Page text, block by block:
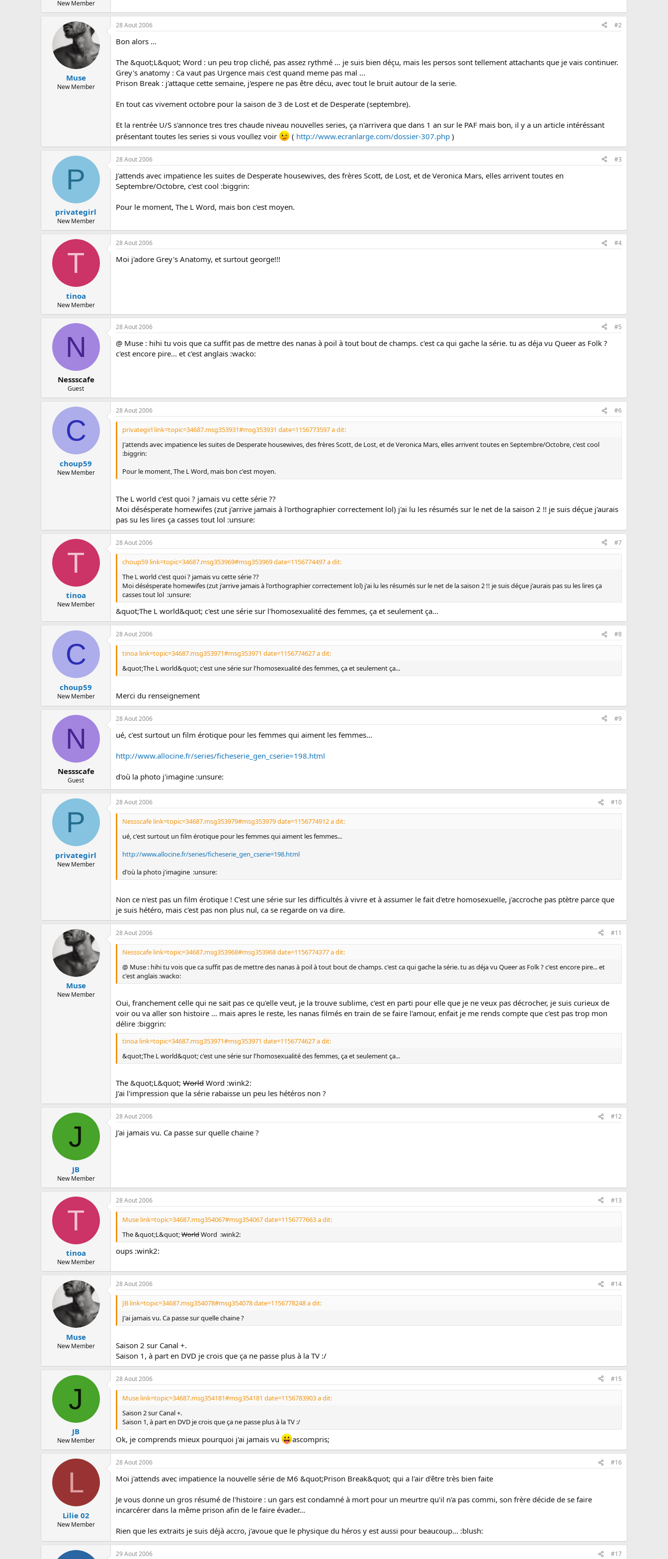
u
New Member
Muse
New Member
28 Aout 2006 #2
Bon alors ...
The &quot;L&quot; Word : un peu trop cliché, pas assez rythmé ... je suis bien déçu, mais les persos sont tellement attachants que je vais continuer.
Grey's anatomy : Ca vaut pas Urgence mais c'est quand meme pas mal ...
Prison Break : j'attaque cette semaine, j'espere ne pas être décu, avec tout le bruit autour de la serie.
En tout cas vivement octobre pour la saison de 3 de Lost et de Desperate (septembre).
Et la rentrée U/S s'annonce tres tres chaude niveau nouvelles series, ça n'arrivera que dans 1 an sur le PAF mais bon, il y a un article intéréssant
présentant toutes les series si vous voullez voir
( http://www.ecranlarge.com/dossier-307.php )
P
privategirl
New Member
28 Aout 2006 #3
J'attends avec impatience les suites de Desperate housewives, des frères Scott, de Lost, et de Veronica Mars, elles arrivent toutes en
Septembre/Octobre, c'est cool :biggrin:
Pour le moment, The L Word, mais bon c'est moyen.
T
tinoa
New Member
28 Aout 2006 #4
Moi j'adore Grey's Anatomy, et surtout george!!!
N
Nessscafe
Guest
28 Aout 2006 #5
@ Muse : hihi tu vois que ca suffit pas de mettre des nanas à poil à tout bout de champs. c'est ca qui gache la série. tu as déja vu Queer as Folk ?
c'est encore pire... et c'est anglais :wacko:
C
choup59
New Member
28 Aout 2006 #6
privategirl link=topic=34687.msg353931#msg353931 date=1156773597 a dit:
J'attends avec impatience les suites de Desperate housewives, des frères Scott, de Lost, et de Veronica Mars, elles arrivent toutes en Septembre/Octobre, c'est cool
:biggrin:
Pour le moment, The L Word, mais bon c'est moyen.
The L world c'est quoi ? jamais vu cette série ??
Moi désésperate homewifes (zut j'arrive jamais à l'orthographier correctement lol) j'ai lu les résumés sur le net de la saison 2 !! je suis déçue j'aurais
pas su les lires ça casses tout lol :unsure:
T
tinoa
New Member
28 Aout 2006 #7
choup59 link=topic=34687.msg353969#msg353969 date=1156774497 a dit:
The L world c'est quoi ? jamais vu cette série ??
Moi désésperate homewifes (zut j'arrive jamais à l'orthographier correctement lol) j'ai lu les résumés sur le net de la saison 2 !! je suis déçue j'aurais pas su les lires ça
casses tout lol :unsure:
&quot;The L world&quot; c'est une série sur l'homosexualité des femmes, ça et seulement ça...
C
choup59
New Member
28 Aout 2006 #8
tinoa link=topic=34687.msg353971#msg353971 date=1156774627 a dit:
&quot;The L world&quot; c'est une série sur l'homosexualité des femmes, ça et seulement ça...
Merci du renseignement
N
Nessscafe
Guest
28 Aout 2006 #9
ué, c'est surtout un film érotique pour les femmes qui aiment les femmes...
http://www.allocine.fr/series/ficheserie_gen_cserie=198.html
d'où la photo j'imagine :unsure:
P
privategirl
New Member
28 Aout 2006 #10
Nessscafe link=topic=34687.msg353979#msg353979 date=1156774912 a dit:
ué, c'est surtout un film érotique pour les femmes qui aiment les femmes...
http://www.allocine.fr/series/ficheserie_gen_cserie=198.html
d'où la photo j'imagine :unsure:
Non ce n'est pas un film érotique ! C'est une série sur les difficultés à vivre et à assumer le fait d'etre homosexuelle, j'accroche pas ptètre parce que
je suis hétéro, mais c'est pas non plus nul, ca se regarde on va dire.
Muse
New Member
28 Aout 2006 #11
Nessscafe link=topic=34687.msg353968#msg353968 date=1156774377 a dit:
@ Muse : hihi tu vois que ca suffit pas de mettre des nanas à poil à tout bout de champs. c'est ca qui gache la série. tu as déja vu Queer as Folk ? c'est encore pire... et
c'est anglais :wacko:
Oui, franchement celle qui ne sait pas ce qu'elle veut, je la trouve sublime, c'est en parti pour elle que je ne veux pas décrocher, je suis curieux de
voir ou va aller son histoire ... mais apres le reste, les nanas filmés en train de se faire l'amour, enfait je me rends compte que c'est pas trop mon
délire :biggrin:
tinoa link=topic=34687.msg353971#msg353971 date=1156774627 a dit:
&quot;The L world&quot; c'est une série sur l'homosexualité des femmes, ça et seulement ça...
The &quot;L&quot; World Word :wink2:
J'ai l'impression que la série rabaisse un peu les hétéros non ?
J
JB
New Member
28 Aout 2006 #12
J'ai jamais vu. Ca passe sur quelle chaine ?
T
tinoa
New Member
28 Aout 2006 #13
Muse link=topic=34687.msg354067#msg354067 date=1156777663 a dit:
The &quot;L&quot;WorldWord :wink2:
oups :wink2:
Muse
New Member
28 Aout 2006 #14
JB link=topic=34687.msg354078#msg354078 date=1156778248 a dit:
J'ai jamais vu. Ca passe sur quelle chaine ?
Saison 2 sur Canal +.
Saison 1, à part en DVD je crois que ça ne passe plus à la TV :/
J
JB
New Member
28 Aout 2006 #15
Muse link=topic=34687.msg354181#msg354181 date=1156783903 a dit:
Saison 2 sur Canal +.
Saison 1, à part en DVD je crois que ça ne passe plus à la TV :/
Ok, je comprends mieux pourquoi j'ai jamais vu ascompris;
L
Lilie 02
New Member
28 Aout 2006 #16
Moi j'attends avec impatience la nouvelle série de M6 &quot;Prison Break&quot; qui a l'air d'être très bien faite
Je vous donne un gros résumé de l'histoire : un gars est condamné à mort pour un meurtre qu'il n'a pas commi, son frère décide de se faire
incarcérer dans la même prison afin de le faire évader...
Rien que les extraits je suis déjà accro, j'avoue que le physique du héros y est aussi pour beaucoup... :blush:
29 Aout 2006 #17